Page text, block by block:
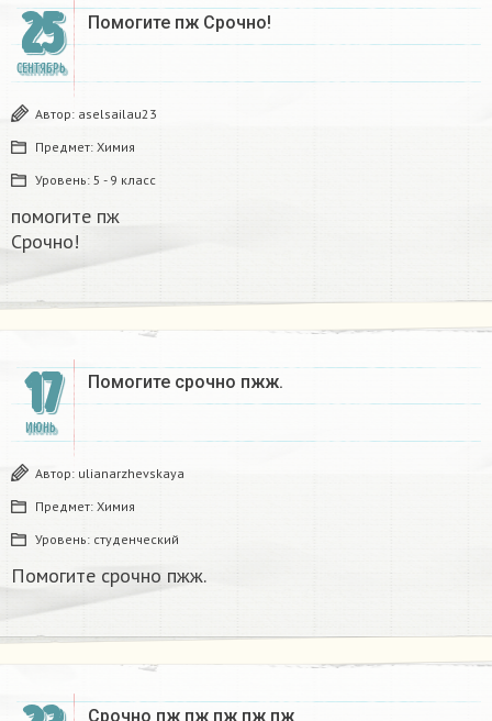
25
СЕНТЯБРЬ
Помогите пж Срочно!​
Автор: aselsailau23
Предмет: Химия
Уровень: 5 - 9 класс
помогите пж
Срочно!​
17
ИЮНЬ
Помогите срочно пжж.​
Автор: ulianarzhevskaya
Предмет: Химия
Уровень: студенческий
Помогите срочно пжж.​
Срочно пж пж пж пж пж​